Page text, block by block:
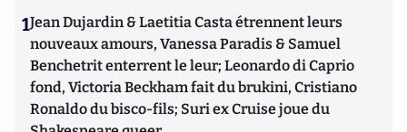
1Jean Dujardin & Laetitia Casta étrennent leurs
nouveaux amours, Vanessa Paradis & Samuel
Benchetrit enterrent le leur; Leonardo di Caprio
fond, Victoria Beckham fait du brukini, Cristiano
Ronaldo du bisco-fils; Suri ex Cruise joue du